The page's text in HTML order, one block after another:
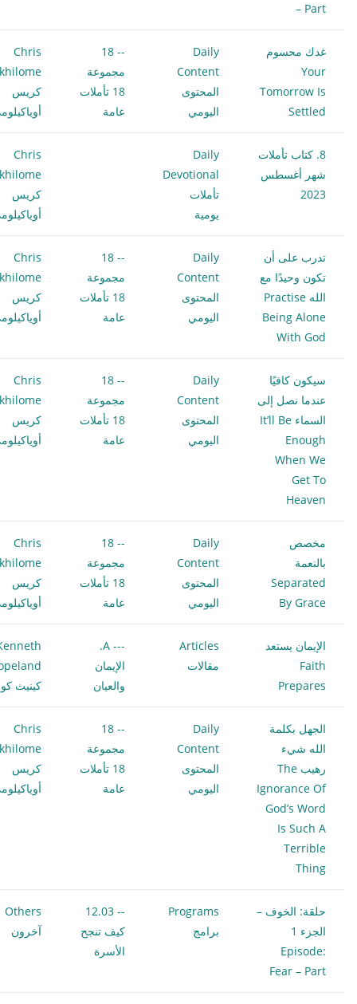
– Part
غدك محسوم
Your
Tomorrow Is
Settled
Daily
Content
المحتوى
اليومي
-- 18
مجموعة
18 تأملات
عامة
Chris
كريس
8. كتاب تأملات
شهر أغسطس
2023
Daily
Devotional
تأملات
يومية
Chris
كريس
تدرب على أن
تكون وحيدًا مع
الله Practise
Being Alone
With God
Daily
Content
المحتوى
اليومي
-- 18
مجموعة
18 تأملات
عامة
Chris
كريس
سيكون كافيًا
عندما نصل إلى
السماء It’ll Be
Enough
When We
Get To
Heaven
Daily
Content
المحتوى
اليومي
-- 18
مجموعة
18 تأملات
عامة
Chris
كريس
مخصص
بالنعمة
Separated
By Grace
Daily
Content
المحتوى
اليومي
-- 18
مجموعة
18 تأملات
عامة
Chris
كريس
الإيمان يستعد
Faith
Prepares
Articles
مقالات
--- A.
الإيمان
والعيان
كينيث
الجهل بكلمة
الله شيء
رهيب The
Ignorance Of
God’s Word
Is Such A
Terrible
Thing
Daily
Content
المحتوى
اليومي
-- 18
مجموعة
18 تأملات
عامة
Chris
كريس
حلقة: الخوف –
الجزء 1
Episode:
Fear – Part
Programs
برامج
-- 12.03
كيف تنجح
الأسرة
Others
آخرون